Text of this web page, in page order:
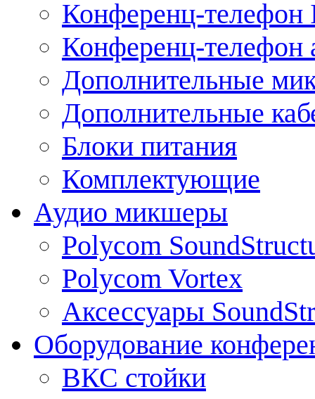
Конференц-телефон
Конференц-телефон
Дополнительные
Дополнительные
Блоки питания
Комплектующие
Аудио микшеры
Polycom
Polycom Vortex
Аксессуары
Оборудование
ВКС стойки